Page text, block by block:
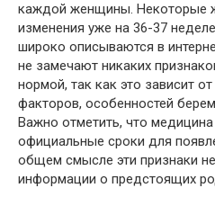
каждой женщины. Некоторые
изменения уже на 36-37
широко описываются в
не замечают никаких
нормой, так как это зависит
факторов, особенностей
Важно отметить, что
официальные сроки для
общем смысле эти признаки
информации о предстоящих